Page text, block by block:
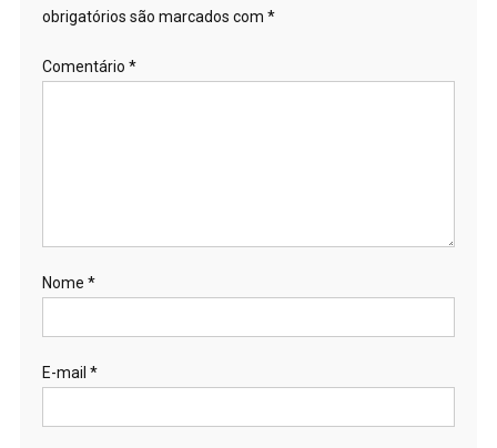
obrigatórios são marcados com *
Comentário *
Nome *
E-mail *